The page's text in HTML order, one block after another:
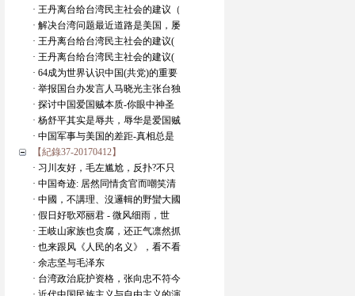
· 王丹离台给台湾民主社会的建议（
· 解决台湾问题最近道路是美国，屡
· 王丹离台给台湾民主社会的建议(
· 王丹离台给台湾民主社会的建议(
· 64成为世界认识中国(共党)的重要
· 举报国台办发言人马晓光主张台独
· 探讨中国爱国贼本质-你眼中神圣
· 杨舒平其实是辱共，辱华是爱国贼
· 中国军事与美国的差距-真相总是
【紀錄37-20170412】
· 习川友好，毛左尴尬，反扑?不只
· 中国奇迹: 居然同情贪官而嘲笑清
· 中國，不講理、沒邏輯的野蠻大國
· 假日好歌邓丽君 - 微风细雨，世
· 王岐山家族也贪腐，还正气凛然抓
· 也来跟风《人民的名义》，看不看
· 余志坚与毛泽东
· 台湾政治庇护资格，张向忠不符今